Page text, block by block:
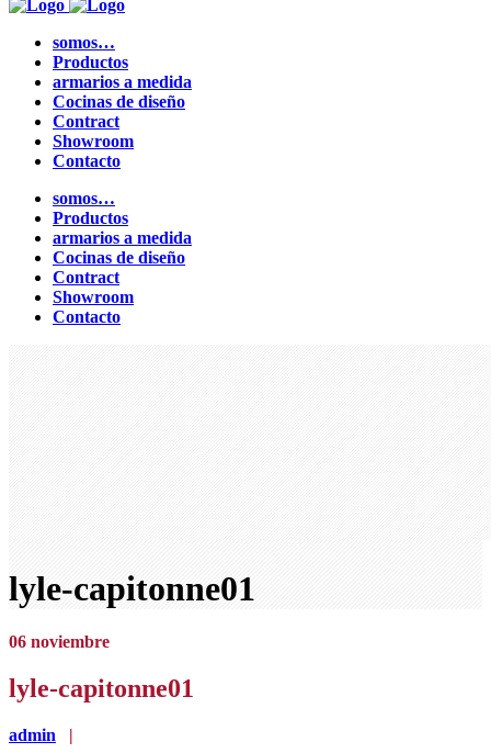
somos…
Productos
armarios a medida
Cocinas de diseño
Contract
Showroom
Contacto
somos…
Productos
armarios a medida
Cocinas de diseño
Contract
Showroom
Contacto
lyle-capitonne01
06 noviembre
lyle-capitonne01
admin |